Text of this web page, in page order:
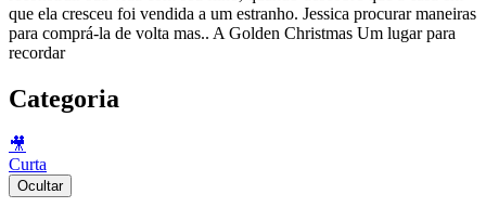
que ela cresceu foi vendida a um estranho. Jessica procurar maneiras
para comprá-la de volta mas.. A Golden Christmas Um lugar para
recordar
Categoria
🎥
Curta
Ocultar